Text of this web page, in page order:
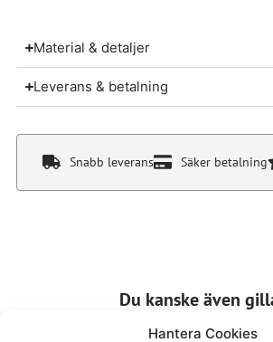
Hantera Cookies
Material & detaljer
Leverans & betalning
Snabb leverans Säker betalning
Du kanske även